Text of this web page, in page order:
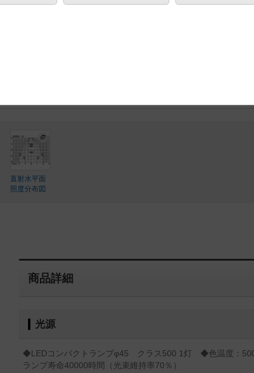
直射水平面
照度分布図
商品詳細
光源
◆LEDコンパクトランプφ45 クラス500 1灯 ◆色温度：
ランプ寿命40000時間（光束維持率70％）